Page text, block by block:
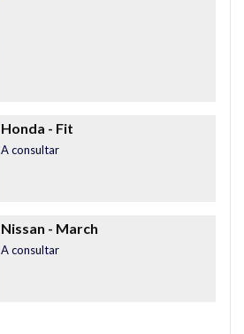
Honda - Fit
A consultar
Nissan - March
A consultar